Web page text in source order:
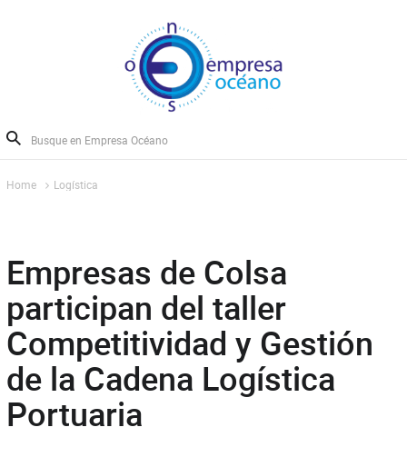
Home Logística
Empresas de Colsa
participan del taller
Competitividad y Gestión
de la Cadena Logística
Portuaria